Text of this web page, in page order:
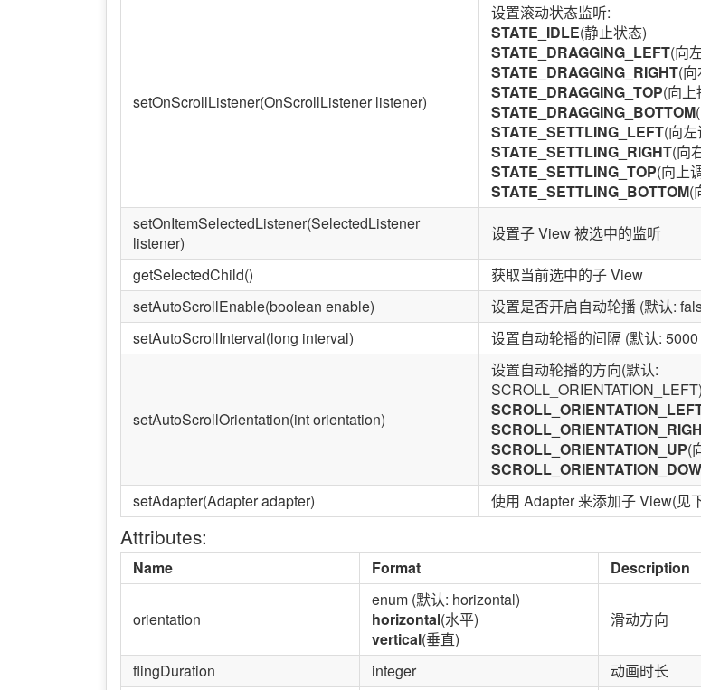
setOnScrollListener(OnScrollListener listener)
设置滚动状态监听:
STATE_IDLE(静止状态)
STATE_DRAGGING_LEFT(向
STATE_DRAGGING_RIGHT(
STATE_DRAGGING_TOP(向上
STATE_DRAGGING_BOTTOM
STATE_SETTLING_LEFT(向
STATE_SETTLING_RIGHT(向
STATE_SETTLING_TOP(向上
STATE_SETTLING_BOTTOM(
setOnItemSelectedListener(SelectedListener
listener)
设置子 View 被选中的监听
getSelectedChild()
获取当前选中的子 View
setAutoScrollEnable(boolean enable)
设置是否开启自动轮播 (默认:
setAutoScrollInterval(long interval)
设置自动轮播的间隔 (默认: 5000
setAutoScrollOrientation(int orientation)
设置自动轮播的方向(默认:
SCROLL_ORIENTATION_UP(
setAdapter(Adapter adapter)
使用 Adapter 来添加子 View(见
Attributes:
Name Format Description
orientation
enum (默认: horizontal)
horizontal(水平)
vertical(垂直)
滑动方向
flingDuration integer
动画时长